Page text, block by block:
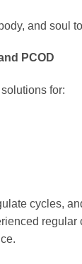
and soul
PCOD
for:
cycles,